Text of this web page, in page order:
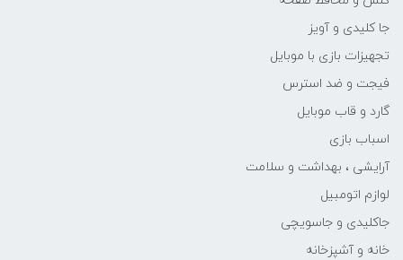
جا کلیدی و آویز
تجهیزات بازی با موبایل
فیجت و ضد استرس
گارد و قاب موبایل
اسباب بازی
آرایشی ، بهداشت و سلامت
لوازم اتومبیل
جاکلیدی و جاسویچی
خانه و آشپزخانه